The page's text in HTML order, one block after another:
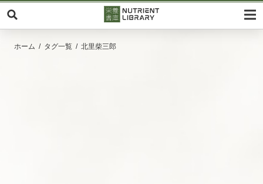
ホーム タグ一覧 北里柴三郎